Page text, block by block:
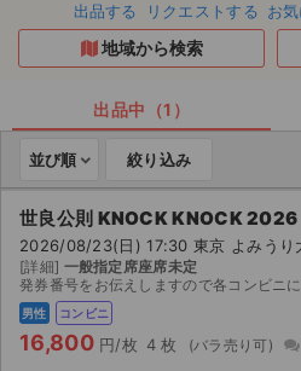
都道府県からチケットを探す
チケットのリクエスト一覧
ライブ・コンサート（国内）
ライブ・コンサート（海外）
イベント
出品する リクエストする お
地域から検索
出品中（1）
並び順 絞り込み
世良公則 KNOCK KNOCK 2026
2026/08/23(日) 17:30 東京 よみうり
[詳細] 一般指定席座席未定
発券番号をお伝えしますので各コンビニにて紙チケットを発券してください。お座席は紙チケ
男性 コンビニ
16,800 円/枚 4 枚